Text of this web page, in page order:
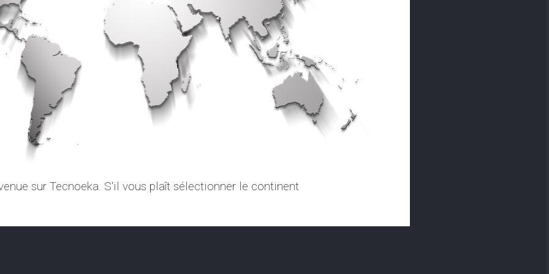
Voir tous les produits
Fours électriques
sur Tecnoeka. S'il vous plaît sélectionner le continent